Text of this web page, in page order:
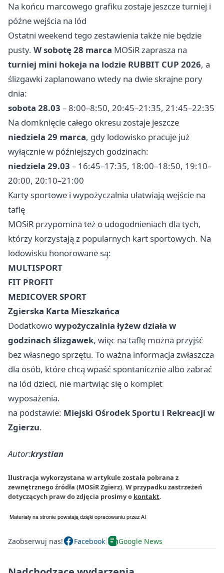
Na końcu marcowego grafiku zostaje jeszcze turniej i
późne wejścia na lód
Ostatni weekend tego zestawienia także nie będzie
pusty. W sobotę 28 marca MOSiR zaprasza na
turniej mini hokeja na lodzie RUBBIT CUP 2026, a
ślizgawki zaplanowano wtedy na dwie skrajne pory
dnia:
sobota 28.03 – 8:00–8:50, 20:45–21:35, 21:45–22:35
Na domknięcie całego okresu zostaje jeszcze
niedziela 29 marca, gdy lodowisko pracuje już
wyłącznie w późniejszych godzinach:
niedziela 29.03 – 16:45–17:35, 18:00–18:50, 19:10–
20:00, 20:10–21:00
Karty sportowe i wypożyczalnia ułatwiają wejście na
taflę
MOSiR przypomina też o udogodnieniach dla tych,
którzy korzystają z popularnych kart sportowych. Na
lodowisku honorowane są:
MULTISPORT
FIT PROFIT
MEDICOVER SPORT
Zgierska Karta Mieszkańca
Dodatkowowypożyczalnia łyżew działa w
godzinach ślizgawek, więc na taflę można przyjść
bez własnego sprzętu. To ważna informacja zwłaszcza
dla osób, które chcą wpaść spontanicznie albo zabrać
na lód dzieci, nie martwiąc się o komplet
wyposażenia.
na podstawie: Miejski Ośrodek Sportu i Rekreacji w
Zgierzu.
Autor:krystian
Ilustracja wykorzystana w artykule została pobrana z
zewnętrznego źródła (MOSiR Zgierz). W przypadku zastrzeżeń
dotyczących praw do zdjęcia prosimy o kontakt.
Zaobserwuj nas! Facebook Google News